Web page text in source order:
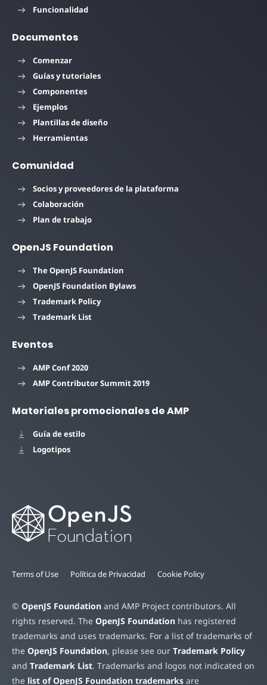
Funcionalidad
Documentos
Comenzar
Guías y tutoriales
Componentes
Ejemplos
Plantillas de diseño
Herramientas
Comunidad
Socios y proveedores de la plataforma
Colaboración
Plan de trabajo
OpenJS Foundation
The OpenJS Foundation
OpenJS Foundation Bylaws
Trademark Policy
Trademark List
Eventos
AMP Conf 2020
AMP Contributor Summit 2019
Materiales promocionales de AMP
Guía de estilo
Logotipos
Terms of Use Política de Privacidad Cookie Policy
© OpenJS Foundation and AMP Project contributors. All
rights reserved. The OpenJS Foundation has registered
trademarks and uses trademarks. For a list of trademarks of
the OpenJS Foundation, please see our Trademark Policy
and Trademark List. Trademarks and logos not indicated on
the list of OpenJS Foundation trademarks are